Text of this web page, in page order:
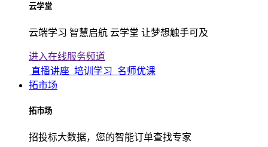
云学堂
云端学习 智慧启航 云学堂 让梦想触手可及
进入在线服务频道
直播讲座 培训学习 名师优课
拓市场
拓市场
招投标大数据，您的智能订单查找专家